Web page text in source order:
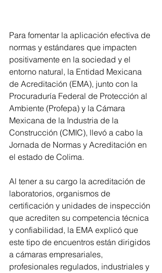
Para fomentar la aplicación efectiva de
normas y estándares que impacten
positivamente en la sociedad y el
entorno natural, la Entidad Mexicana
de Acreditación (EMA), junto con la
Procuraduría Federal de Protección al
Ambiente (Profepa) y la Cámara
Mexicana de la Industria de la
Construcción (CMIC), llevó a cabo la
Jornada de Normas y Acreditación en
el estado de Colima.
Al tener a su cargo la acreditación de
laboratorios, organismos de
certificación y unidades de inspección
que acrediten su competencia técnica
y confiabilidad, la EMA explicó que
este tipo de encuentros están dirigidos
a cámaras empresariales,
profesionales regulados, industriales y